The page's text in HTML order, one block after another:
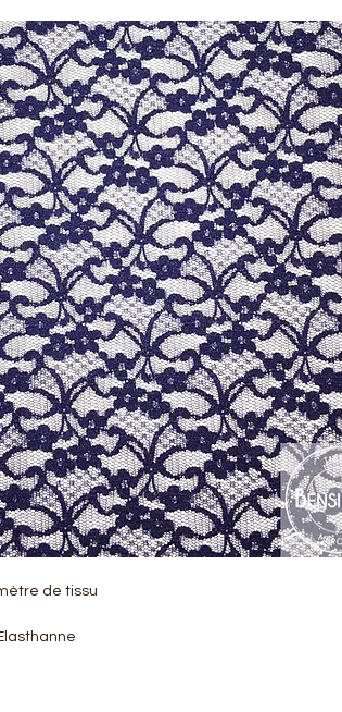
de tissu